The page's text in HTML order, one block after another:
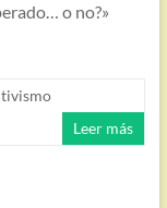
o no?»
Leer más